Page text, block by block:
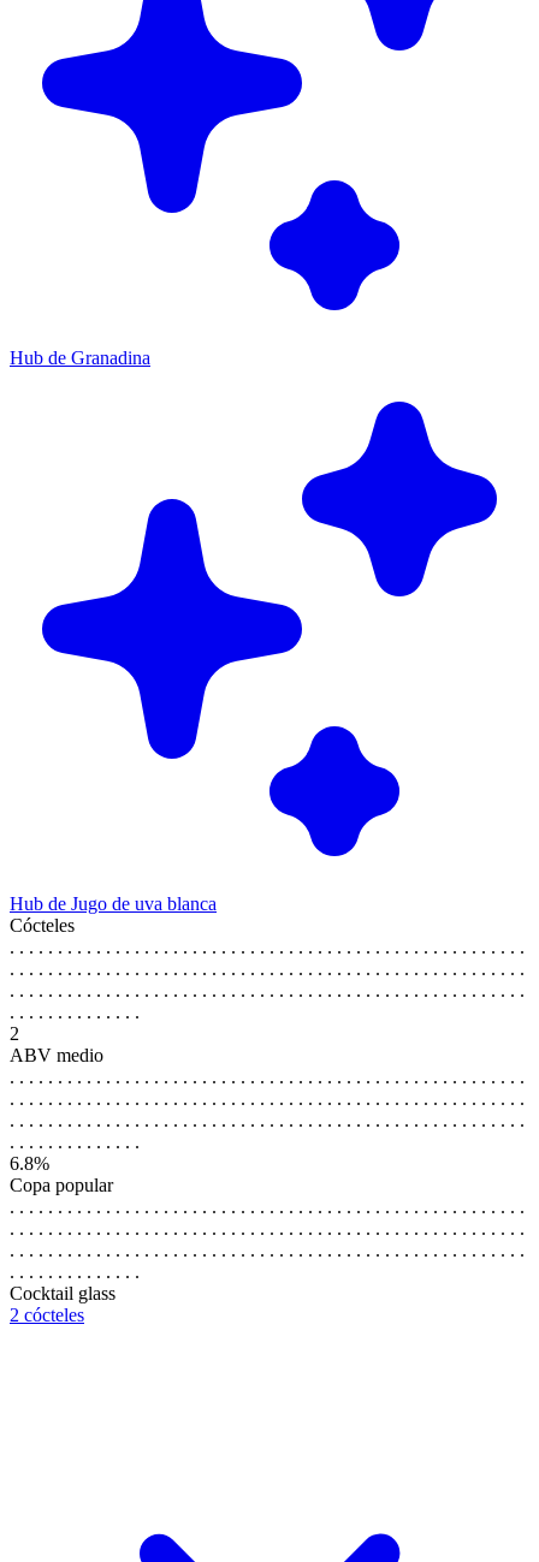
Hub de Granadina
Hub de Jugo de uva blanca
Cócteles
. . . . . . . . . . . . . . . . . . . . . . . . . . . . . . . . . . . . . . . . . . . . . . . . . . . . . .
. . . . . . . . . . . . . . . . . . . . . . . . . . . . . . . . . . . . . . . . . . . . . . . . . . . . . .
. . . . . . . . . . . . . . . . . . . . . . . . . . . . . . . . . . . . . . . . . . . . . . . . . . . . . .
. . . . . . . . . . . . . .
2
ABV medio
. . . . . . . . . . . . . . . . . . . . . . . . . . . . . . . . . . . . . . . . . . . . . . . . . . . . . .
. . . . . . . . . . . . . . . . . . . . . . . . . . . . . . . . . . . . . . . . . . . . . . . . . . . . . .
. . . . . . . . . . . . . . . . . . . . . . . . . . . . . . . . . . . . . . . . . . . . . . . . . . . . . .
. . . . . . . . . . . . . .
6.8%
Copa popular
. . . . . . . . . . . . . . . . . . . . . . . . . . . . . . . . . . . . . . . . . . . . . . . . . . . . . .
. . . . . . . . . . . . . . . . . . . . . . . . . . . . . . . . . . . . . . . . . . . . . . . . . . . . . .
. . . . . . . . . . . . . . . . . . . . . . . . . . . . . . . . . . . . . . . . . . . . . . . . . . . . . .
. . . . . . . . . . . . . .
Cocktail glass
2 cócteles